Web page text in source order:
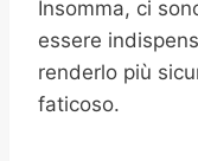
Insomma, ci
essere
renderlo più
faticoso.